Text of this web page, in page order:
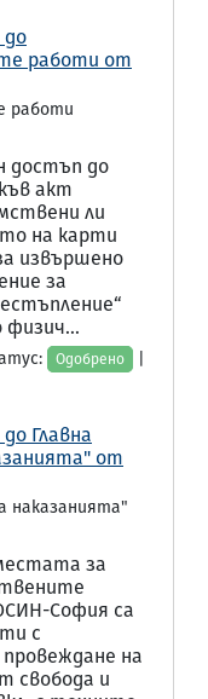
до
работи от
работи
достъп до
акт
ли
на карти
извършено
за
физич...
Одобрено
Главна
от
наказанията"
за
София са
с
на
свобода и